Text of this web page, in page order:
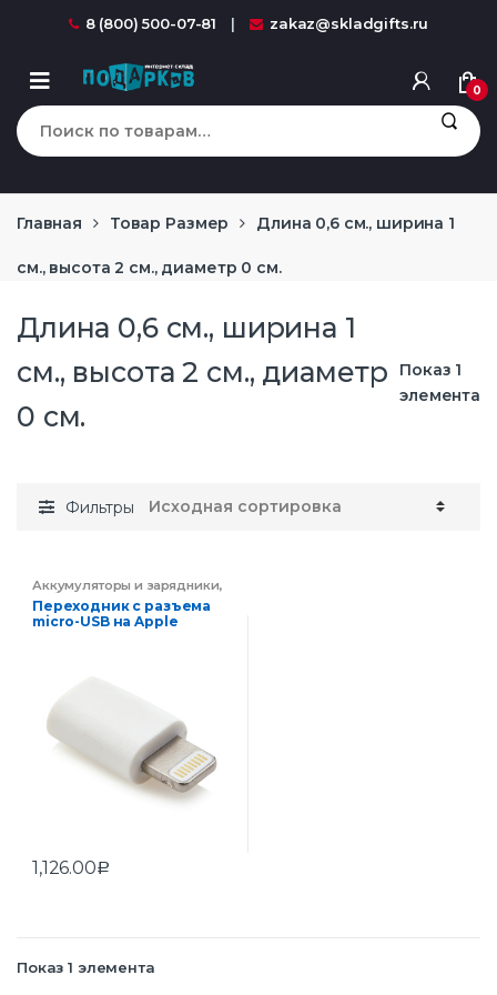
8 (800) 500-07-81 zakaz@skladgifts.ru
0
Искать:
Главная Товар Размер Длина 0,6 см., ширина 1
см., высота 2 см., диаметр 0 см.
Длина 0,6 см., ширина 1
см., высота 2 см., диаметр
0 см.
Показ 1
элемента
Фильтры
Аккумуляторы и зарядники,
Мобильные аксессуары
Электроника
Переходник с разъема
micro-USB на Apple
1,126.00Р
Показ 1 элемента